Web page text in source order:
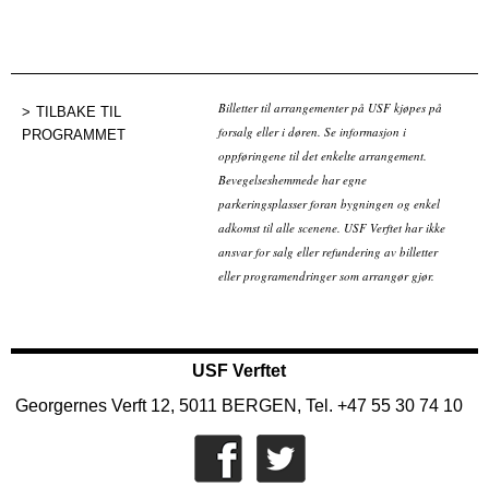
TILBAKE TIL
PROGRAMMET
Billetter til arrangementer på USF kjøpes på
forsalg eller i døren. Se informasjon i
oppføringene til det enkelte arrangement.
Bevegelseshemmede har egne
parkeringsplasser foran bygningen og enkel
adkomst til alle scenene. USF Verftet har ikke
ansvar for salg eller refundering av billetter
eller programendringer som arrangør gjør.
USF Verftet
Georgernes Verft 12, 5011 BERGEN, Tel. +47 55 30 74 10